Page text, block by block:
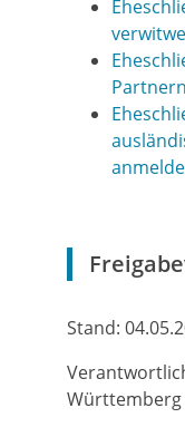
Stand:
Württemberg